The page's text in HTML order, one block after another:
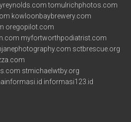
tomulrichphotos.com
kowloonbaybrewery.com
oregopilot.com
myfortworthpodiatrist.com
sctbrescue.org
stmichaelwtby.org
informasi123.id